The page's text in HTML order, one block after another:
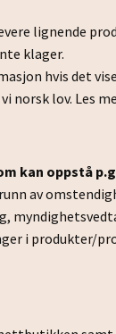
lignende
klager.
hvis det
norsk lov. Les
kan oppstå
av
i produkter/